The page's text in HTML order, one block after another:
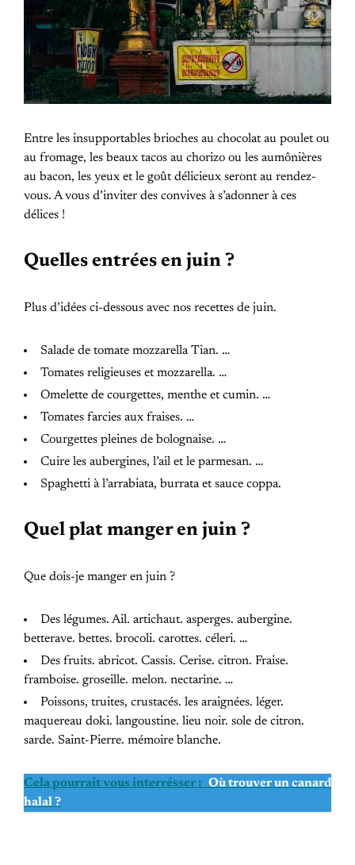
Entre les insupportables brioches au chocolat au poulet ou
au fromage, les beaux tacos au chorizo ​​ou les aumônières
au bacon, les yeux et le goût délicieux seront au rendez-
vous. A vous d’inviter des convives à s’adonner à ces
délices !
Quelles entrées en juin ?
Plus d’idées ci-dessous avec nos recettes de juin.
Salade de tomate mozzarella Tian. …
Tomates religieuses et mozzarella. …
Omelette de courgettes, menthe et cumin. …
Tomates farcies aux fraises. …
Courgettes pleines de bolognaise. …
Cuire les aubergines, l’ail et le parmesan. …
Spaghetti à l’arrabiata, burrata et sauce coppa.
Quel plat manger en juin ?
Que dois-je manger en juin ?
Des légumes. Ail. artichaut. asperges. aubergine.
betterave. bettes. brocoli. carottes. céleri. …
Des fruits. abricot. Cassis. Cerise. citron. Fraise.
framboise. groseille. melon. nectarine. …
Poissons, truites, crustacés. les araignées. léger.
maquereau doki. langoustine. lieu noir. sole de citron.
sarde. Saint-Pierre. mémoire blanche.
Cela pourrait vous interrésser : Où trouver un canard
halal ?